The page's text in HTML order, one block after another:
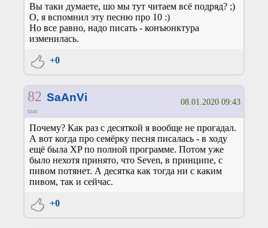
Вы таки думаете, шо мы тут читаем всё подряд? ;)
О, я вспомнил эту песню про 10 :)
Но все равно, надо писать - конъюнктура
изменилась.
+0
82 SaAnVi
tzar
08.01.2020 09:43
Почему? Как раз с десяткой я вообще не прогадал.
А вот когда про семёрку песня писалась - в ходу
ещё была XP по полной программе. Потом уже
было нехотя принято, что Seven, в принципе, с
пивом потянет. А десятка как тогда ни с каким
пивом, так и сейчас.
+0